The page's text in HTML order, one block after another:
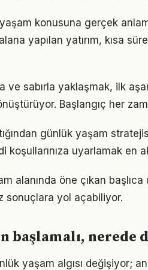
konusuna gerçek
yapılan yatırım, kısa
sabırla yaklaşmak, ilk
Başlangıç her
günlük yaşam
uyarlamak en
alanında öne çıkan
sonuçlara yol açabiliyor.
başlamalı, nerede
yaşam algısı değişiyor;